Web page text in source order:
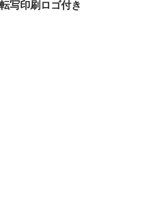
写印刷ロゴ付き